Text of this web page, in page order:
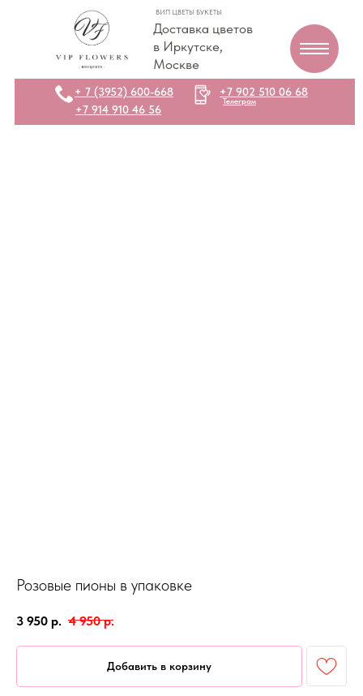
Доставка цветов
в Иркутске,
Москве
ВИП ЦВЕТЫ БУКЕТЫ
+7 914 910 46 56
+7 902 510 06 68
Телеграм
+ 7 (3952) 600-668
Розовые пионы в упаковке
3 950 р. 4 950 р.
Добавить в корзину